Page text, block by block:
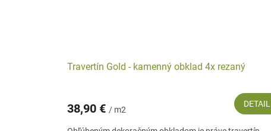
Travertín Gold - kamenný obklad 4x rezaný
38,90 € / m2
DETAIL